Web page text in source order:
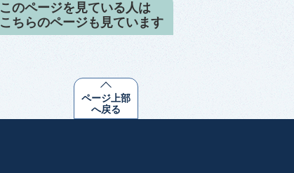
このページを見ている人は
こちらのページも見ています
ページ上部
へ戻る